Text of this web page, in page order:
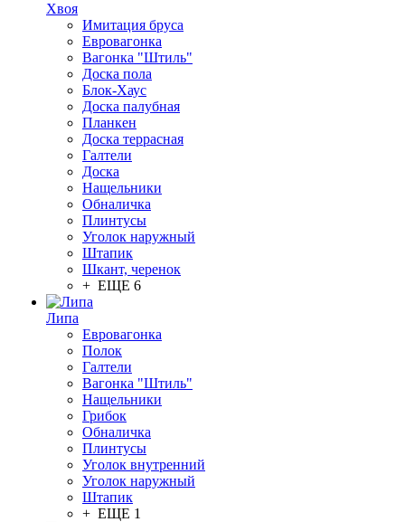
Хвоя
Имитация бруса
Евровагонка
Вагонка "Штиль"
Доска пола
Блок-Хаус
Доска палубная
Планкен
Доска террасная
Галтели
Доска
Нащельники
Обналичка
Плинтусы
Уголок наружный
Штапик
Шкант, черенок
+ ЕЩЕ 6
Липа
Евровагонка
Полок
Галтели
Вагонка "Штиль"
Нащельники
Грибок
Обналичка
Плинтусы
Уголок внутренний
Уголок наружный
Штапик
+ ЕЩЕ 1